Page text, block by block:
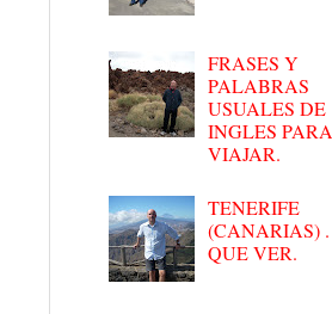
FRASES Y
PALABRAS
USUALES DE
INGLES PARA
VIAJAR.
TENERIFE
(CANARIAS) .
QUE VER.